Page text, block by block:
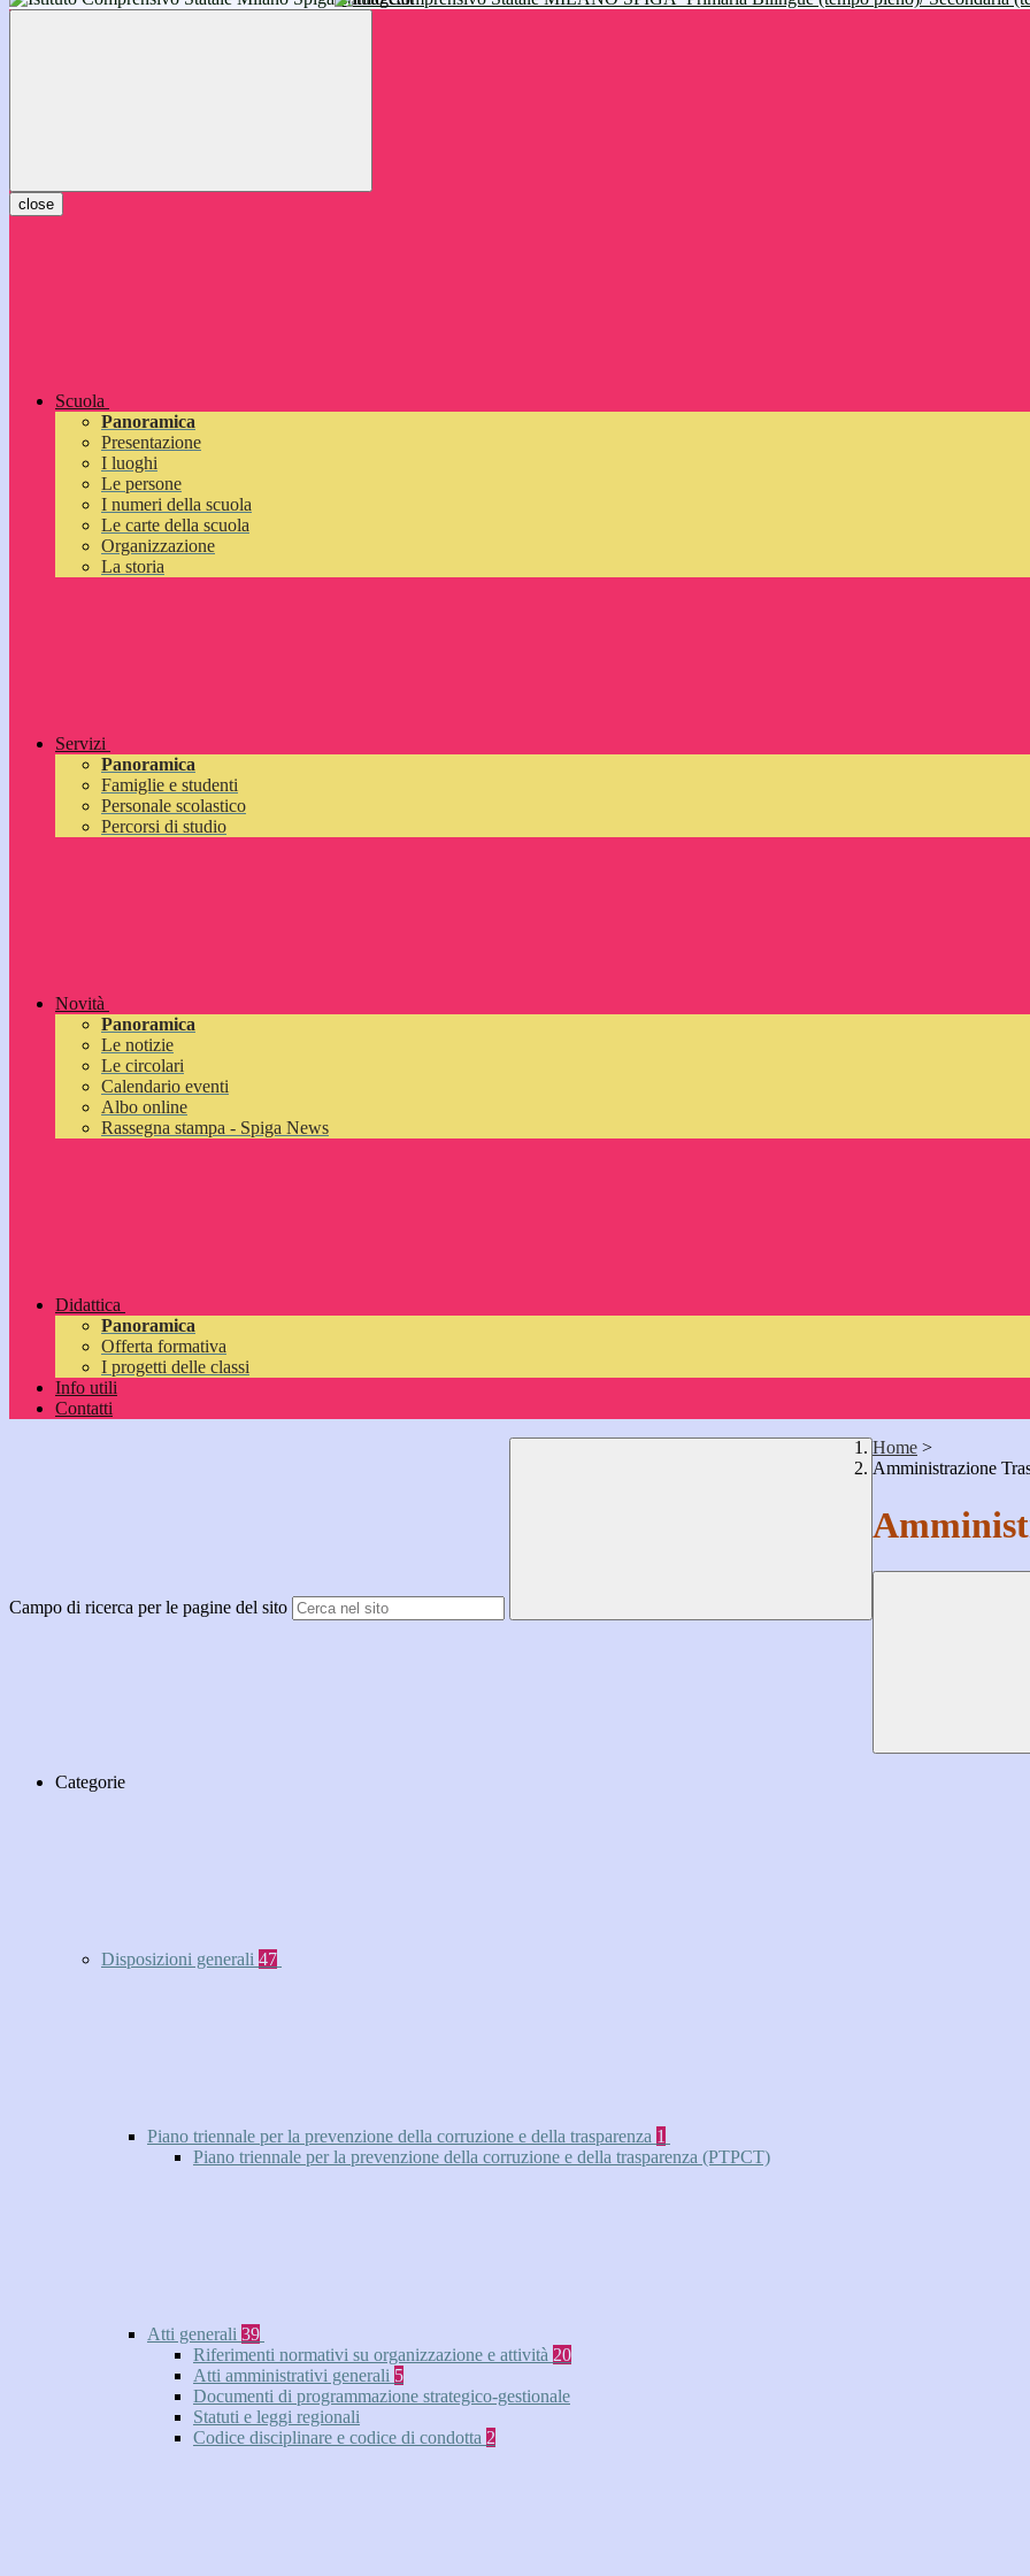
inizieranno il 14 settembre 2026: vi aspettiamo!
close
Scuola
Panoramica
Presentazione
I luoghi
Le persone
I numeri della scuola
Le carte della scuola
Organizzazione
La storia
Servizi
Panoramica
Famiglie e studenti
Personale scolastico
Percorsi di studio
Novità
Panoramica
Le notizie
Le circolari
Calendario eventi
Albo online
Rassegna stampa - Spiga News
Didattica
Panoramica
Offerta formativa
I progetti delle classi
Info utili
Contatti
Campo di ricerca per le pagine del sito
Home >
Amministrazione
Categorie
Disposizioni generali 47
Piano triennale per la prevenzione della corruzione e della trasparenza 1
Piano triennale per la prevenzione della corruzione e della trasparenza (PTPCT)
Atti generali 39
Riferimenti normativi su organizzazione e attività 20
Atti amministrativi generali 5
Documenti di programmazione strategico-gestionale
Statuti e leggi regionali
Codice disciplinare e codice di condotta 2